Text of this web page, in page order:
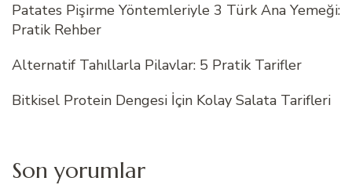
Patates Pişirme Yöntemleriyle 3 Türk Ana Yemeği:
Pratik Rehber
Alternatif Tahıllarla Pilavlar: 5 Pratik Tarifler
Bitkisel Protein Dengesi İçin Kolay Salata Tarifleri
Son yorumlar